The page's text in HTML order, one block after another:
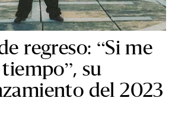
regreso: “Si me
su
del 2023